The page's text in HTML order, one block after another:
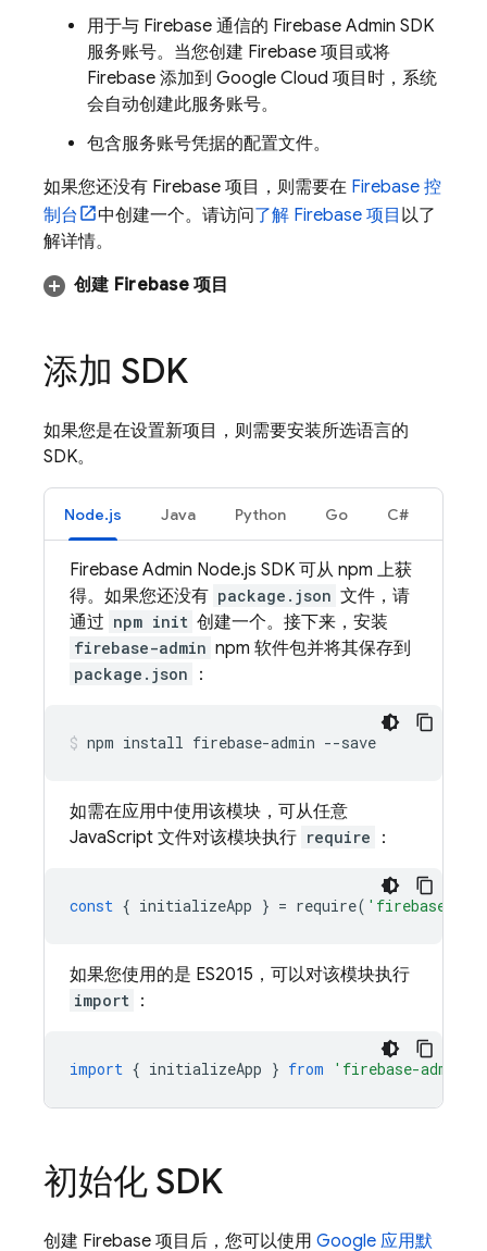
用于与 Firebase 通信的 Firebase Admin SDK
服务账号。当您创建 Firebase 项目或将
Firebase 添加到 Google Cloud 项目时，系统
会自动创建此服务账号。
包含服务账号凭据的配置文件。
如果您还没有 Firebase 项目，则需要在 Firebase 控
制台
中创建一个。请访问了解 Firebase 项目 以了
解详情。
创建 Firebase 项目
添加 SDK
如果您是在设置新项目，则需要安装所选语言的
SDK。
Node.js Java Python Go C#
Firebase Admin Node.js SDK 可从 npm 上获
得。如果您还没有 package.json 文件，请
通过 npm init 创建一个。接下来，安装
firebase-admin npm 软件包并将其保存到
package.json ：
npm install firebase-admin --save
如需在应用中使用该模块，可从任意
JavaScript 文件对该模块执行 require ：
const { initializeApp } = require( 'firebase-
如果您使用的是 ES2015，可以对该模块执行
import ：
import { initializeApp } from 'firebase-admin/
初始化 SDK
创建 Firebase 项目后，您可以使用 Google 应用默